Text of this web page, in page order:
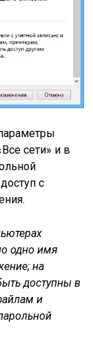
сети» и в
с
одно имя
на
доступны в
и